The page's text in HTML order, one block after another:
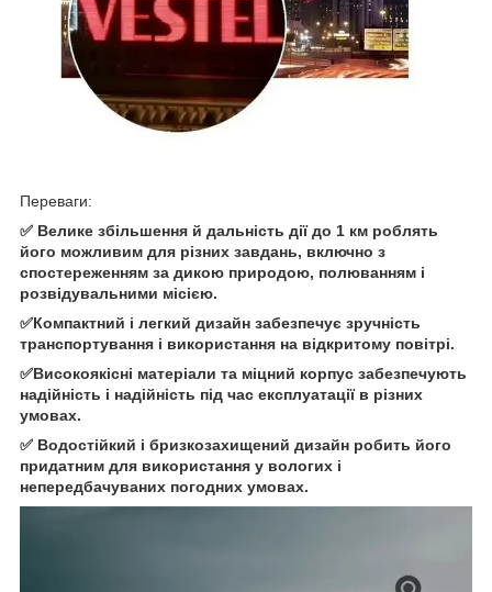
Переваги:
✅ Велике збільшення й дальність дії до 1 км роблять
його можливим для різних завдань, включно з
спостереженням за дикою природою, полюванням і
розвідувальними місією.
✅Компактний і легкий дизайн забезпечує зручність
транспортування і використання на відкритому повітрі.
✅Високоякісні матеріали та міцний корпус забезпечують
надійність і надійність під час експлуатації в різних
умовах.
✅ Водостійкий і бризкозахищений дизайн робить його
придатним для використання у вологих і
непередбачуваних погодних умовах.